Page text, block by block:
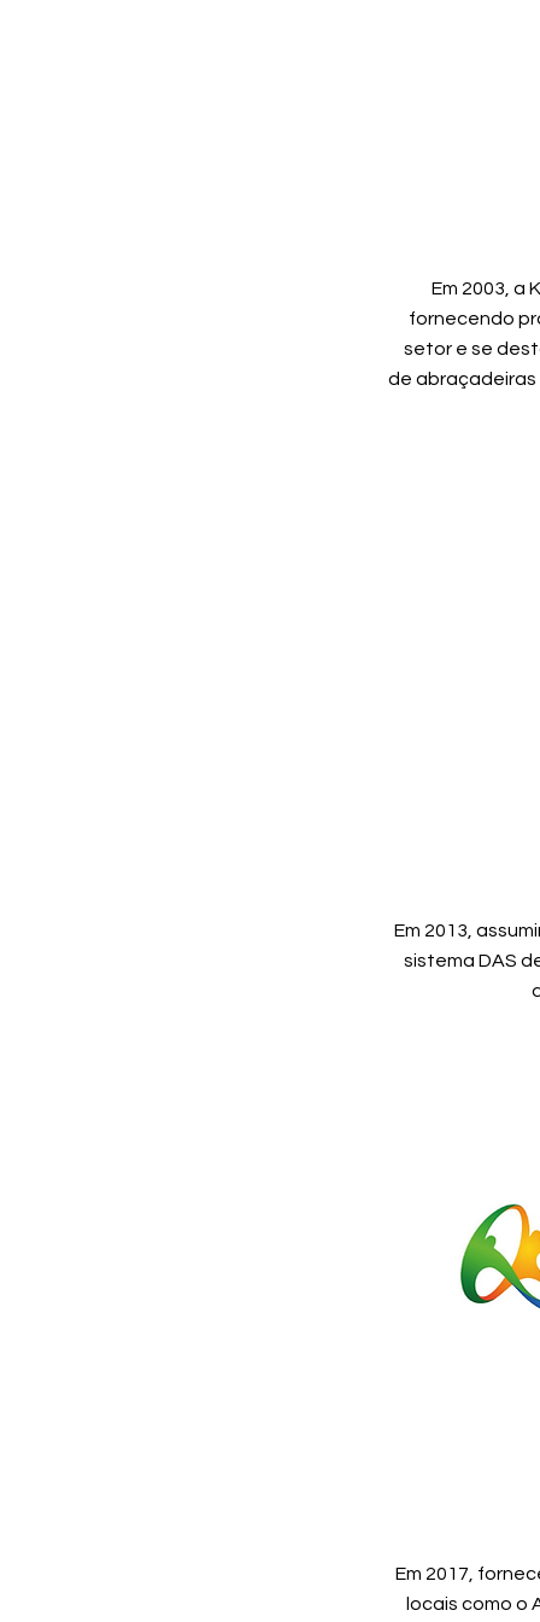
Em 2003, a
fornecendo
setor e se
de
Em 2013,
sistema DAS
Em 2017,
locais como o